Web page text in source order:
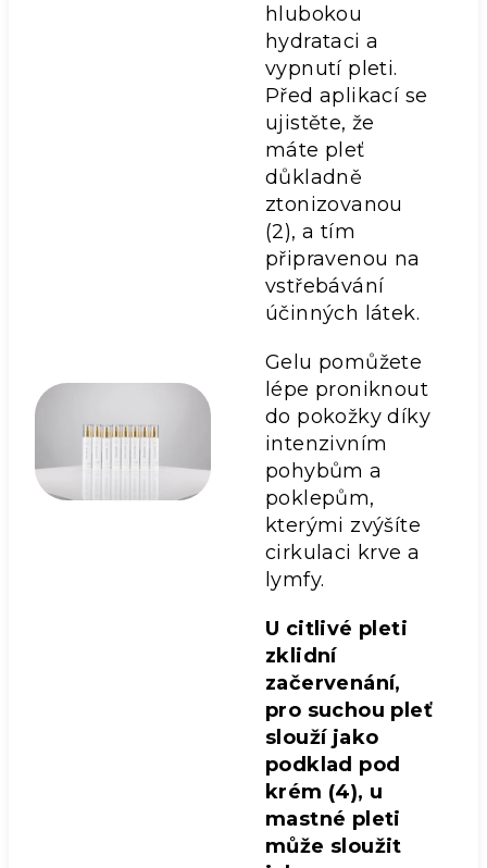
hlubokou
hydrataci a
vypnutí pleti.
Před aplikací se
ujistěte, že
máte pleť
důkladně
ztonizovanou
(2), a tím
připravenou na
vstřebávání
účinných látek.
Gelu pomůžete
lépe proniknout
do pokožky díky
intenzivním
pohybům a
poklepům,
kterými zvýšíte
cirkulaci krve a
lymfy.
U citlivé pleti
zklidní
začervenání,
pro suchou pleť
slouží jako
podklad pod
krém (4), u
mastné pleti
může sloužit